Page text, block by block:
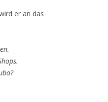
er an das